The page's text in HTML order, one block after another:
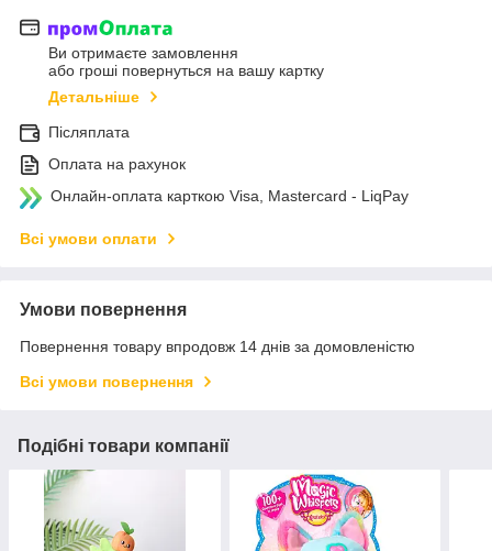
Ви отримаєте замовлення
або гроші повернуться на вашу картку
Детальніше
Післяплата
Оплата на рахунок
Онлайн-оплата карткою Visa, Mastercard - LiqPay
Всі умови оплати
Умови повернення
Повернення товару впродовж 14 днів за домовленістю
Всі умови повернення
Подібні товари компанії